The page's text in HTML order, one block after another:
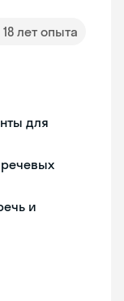
18 лет опыта
для
и